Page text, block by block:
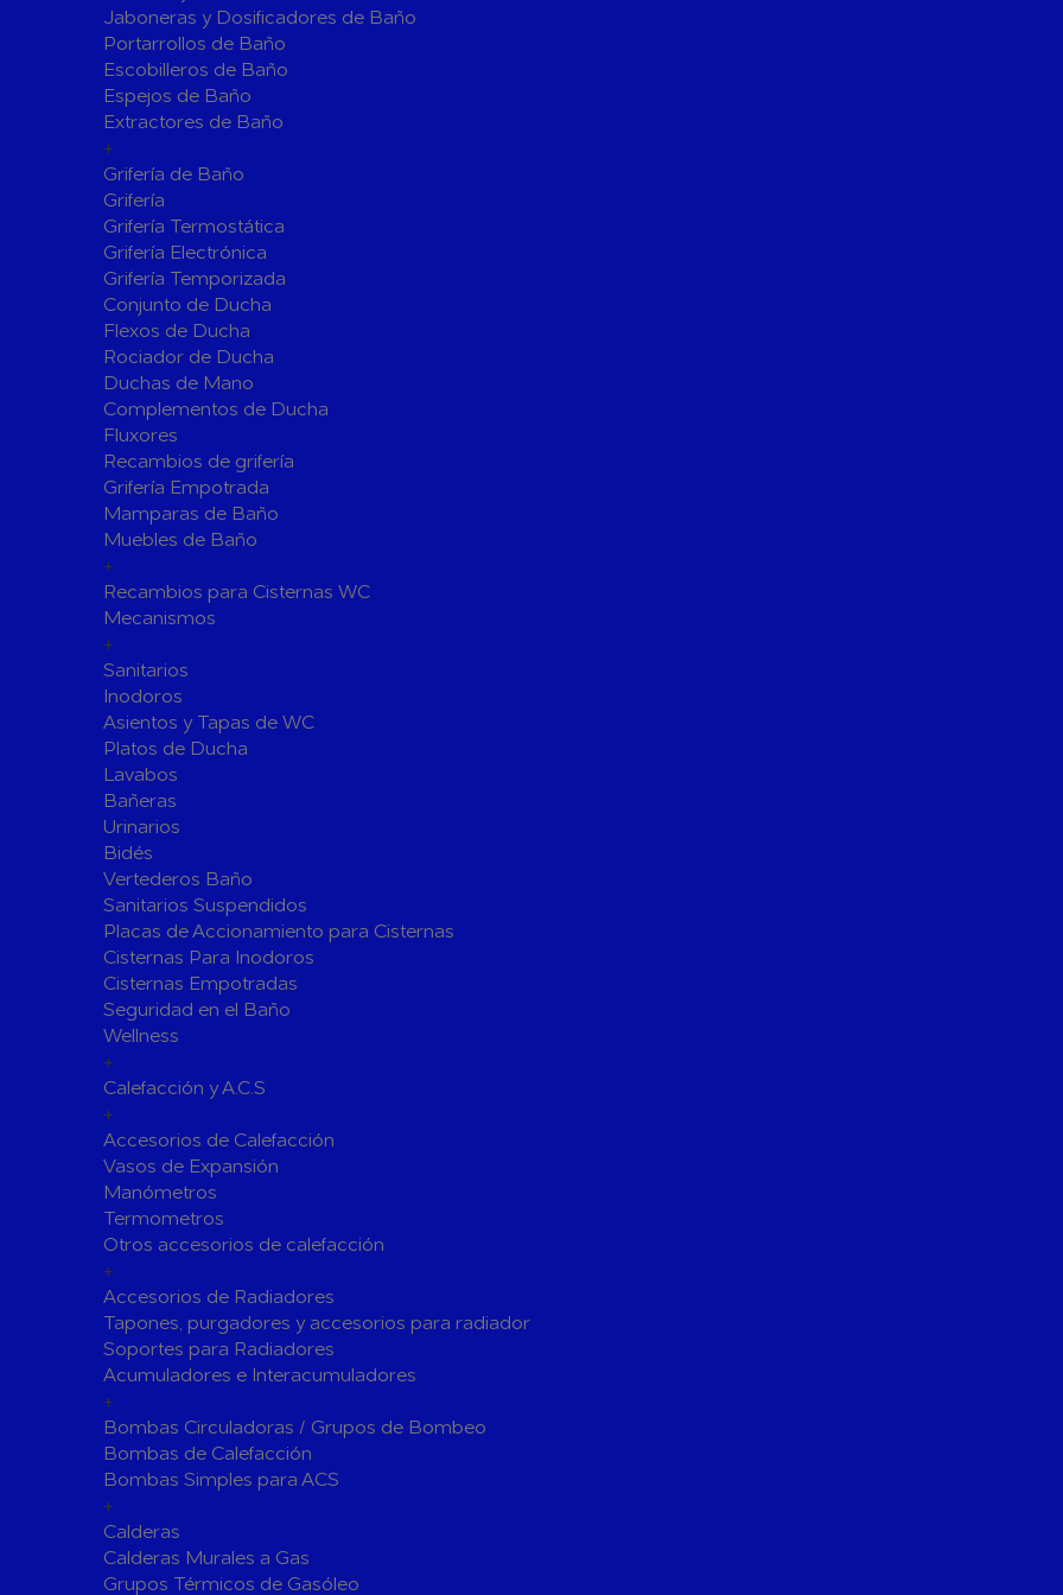
Sistemas de Energía Solar Fotovoltaica
Paneles
Accesorios
Fontanería
Accesorios para Instalación de Gas
Válvulas para Gas
Bombas
Bombas Sumergibles
Canalones Pluviales
Desagües
Válvulas de Desagüe
Accesorios para Desagüe
Fijaciones para Fontanería
Sumideros y Gran Evacuación
Tubos y Accesorios de Cobre y
Latón
Tuberías y Accesorios de
Polibutileno
Flexos/Conexiones Flexibles
Válvulas de Fontanería
Válvulas de Esfera
Válvulas de Retención
Válvulas de Contadores
Llaves de Paso
Accesorios de Valvulería
Herramientas y Vestuario
Adhesivos y Selladores
Siliconas
Herramientas y accesorios de Uso General
Hachas
Vestuario de Protección
Herramientas de Prensado
Soldadura y Sopletes
Herramientas de Lijado y Pulido
Baterias Para Herramientas Eléctricas
Bombas de Piscinas y SPA
Bombas de Piscinas
Jaboneras y Dosificadores de Baño
Portarrollos de Baño
Escobilleros de Baño
Espejos de Baño
Extractores de Baño
+
Grifería de Baño
Grifería
Grifería Termostática
Grifería Electrónica
Grifería Temporizada
Conjunto de Ducha
Flexos de Ducha
Rociador de Ducha
Duchas de Mano
Complementos de Ducha
Fluxores
Recambios de grifería
Grifería Empotrada
Mamparas de Baño
Muebles de Baño
+
Recambios para Cisternas WC
Mecanismos
+
Sanitarios
Inodoros
Asientos y Tapas de WC
Platos de Ducha
Lavabos
Bañeras
Urinarios
Bidés
Vertederos Baño
Sanitarios Suspendidos
Placas de Accionamiento para Cisternas
Cisternas Para Inodoros
Cisternas Empotradas
Seguridad en el Baño
Wellness
+
Calefacción y A.C.S
+
Accesorios de Calefacción
Vasos de Expansión
Manómetros
Termometros
Otros accesorios de calefacción
+
Accesorios de Radiadores
Tapones, purgadores y accesorios para radiador
Soportes para Radiadores
Acumuladores e Interacumuladores
+
Bombas Circuladoras / Grupos de Bombeo
Bombas de Calefacción
Bombas Simples para ACS
+
Calderas
Calderas Murales a Gas
Grupos Térmicos de Gasóleo